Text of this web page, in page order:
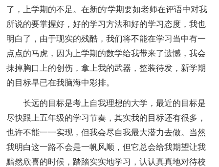
了，上学期的不足。在新的'学期要如老师在评语中对我
所说的要掌握好，好的学习方法和好的学习态度，我也
明白了，由于现实的残酷，我们将不能在学习当中有一
点点的马虎，因为上学期的数学给我带来了遗憾，我会
抹掉胸口上的创伤，拿上我的武器，整装待发，新学期
的目标早已在我脑海中彩排。
长远的目标是考上自我理想的大学，最近的目标是
尽快跟上五年级的学习节奏，其实我的目标还有很多，
也许不能一一实现，但我会尽自我最大潜力去做。当然
我明白这一路不会是一帆风顺，但它总会给我期望让我
黯然欣喜的时候，踏踏实实地学习，认认真真地对待校